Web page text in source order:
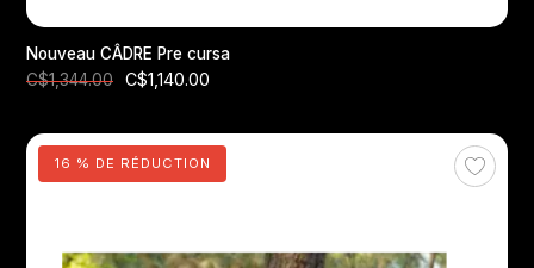
Nouveau CÂDRE Pre cursa
C$1,344.00
C$1,140.00
16 % DE RÉDUCTION